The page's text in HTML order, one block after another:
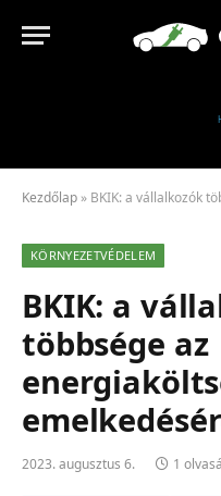
Kezdőlap » BKIK: a vállalkozók
KÖRNYEZETVÉDELEM
BKIK: a
többsége az
2023. augusztus 6. 1